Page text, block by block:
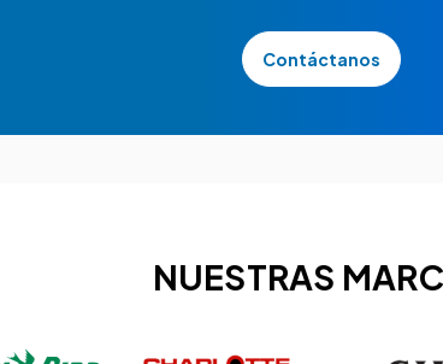
Contáctanos
NUESTRAS